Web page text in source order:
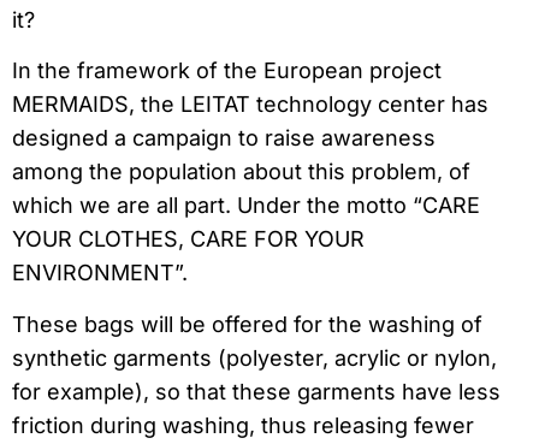
it?
In the framework of the European project
MERMAIDS, the LEITAT technology center has
designed a campaign to raise awareness
among the population about this problem, of
which we are all part. Under the motto “CARE
YOUR CLOTHES, CARE FOR YOUR
ENVIRONMENT”.
These bags will be offered for the washing of
synthetic garments (polyester, acrylic or nylon,
for example), so that these garments have less
friction during washing, thus releasing fewer